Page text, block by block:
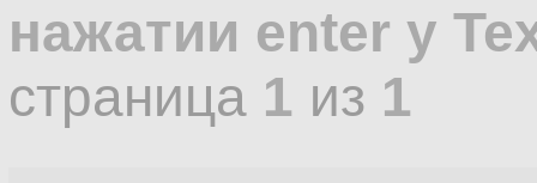
нажатии enter у
страница 1 из 1